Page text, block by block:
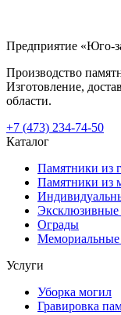
Предприятие «Юго-
Производство
Изготовление,
области.
+7 (473) 234-74-50
Каталог
Памятники из
Памятники из
Эксклюзивные
Ограды
Услуги
Уборка могил
Гравировка